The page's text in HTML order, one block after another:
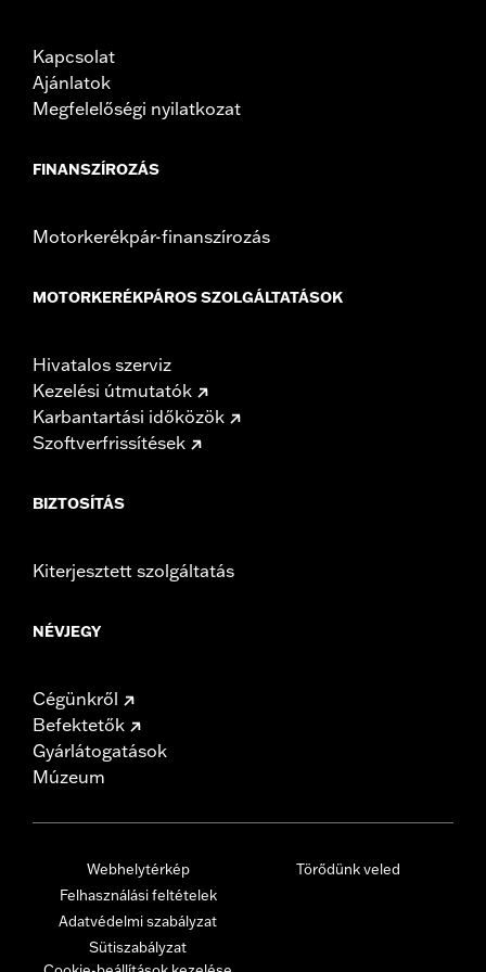
Kapcsolat
Ajánlatok
Megfelelőségi nyilatkozat
FINANSZÍROZÁS
Motorkerékpár-finanszírozás
MOTORKERÉKPÁROS SZOLGÁLTATÁSOK
Hivatalos szerviz
Kezelési útmutatók
Karbantartási időközök
Szoftverfrissítések
BIZTOSÍTÁS
Kiterjesztett szolgáltatás
NÉVJEGY
Cégünkről
Befektetők
Gyárlátogatások
Múzeum
Webhelytérkép
Felhasználási feltételek
Adatvédelmi szabályzat
Sütiszabályzat
Törődünk veled